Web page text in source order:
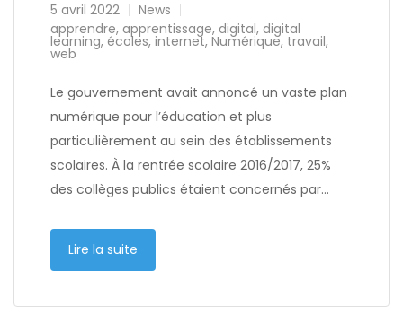
5 avril 2022
News
apprendre, apprentissage, digital, digital
learning, écoles, internet, Numérique, travail,
web
Le gouvernement avait annoncé un vaste plan
numérique pour l’éducation et plus
particulièrement au sein des établissements
scolaires. À la rentrée scolaire 2016/2017, 25%
des collèges publics étaient concernés par…
Lire la suite